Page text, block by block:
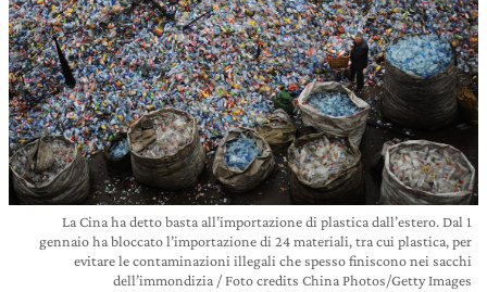
La Cina ha detto basta all’importazione di plastica dall’estero. Dal 1
gennaio ha bloccato l’importazione di 24 materiali, tra cui plastica, per
evitare le contaminazioni illegali che spesso finiscono nei sacchi
dell’immondizia / Foto credits China Photos/Getty Images